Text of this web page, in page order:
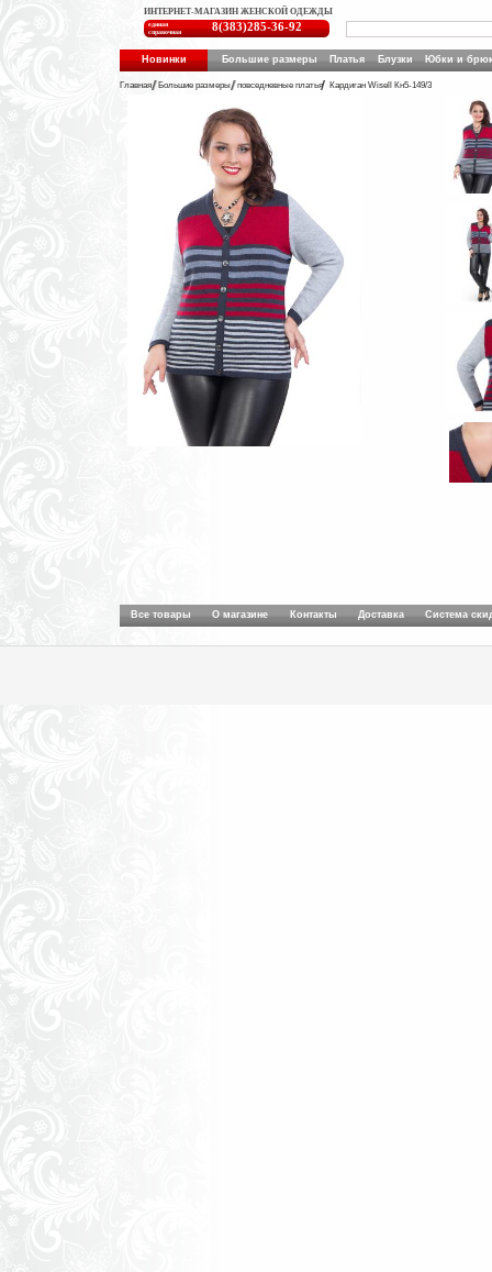
ИНТЕРНЕТ-МАГАЗИН ЖЕНСКОЙ ОДЕЖДЫ
единая
справочная
8(383)285-36-92
Новинки Большие размеры Платья Блузки Юбки и
Главная Большие размеры повседневные платья Кардиган Wisell Кн5-149/3
Все товары О магазине Контакты Доставка Система